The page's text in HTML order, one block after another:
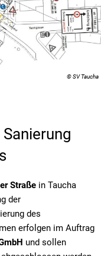
© SV Taucha
Straße in Taucha
der
des
erfolgen im Auftrag
und sollen